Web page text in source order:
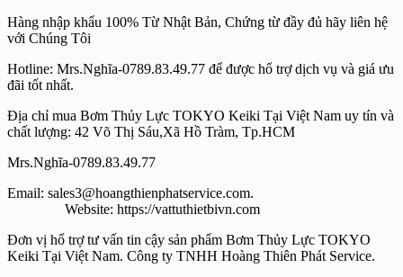
Hàng nhập khẩu 100% Từ Nhật Bản, Chứng từ đầy đủ hãy liên hệ
với Chúng Tôi
Hotline: Mrs.Nghĩa-0789.83.49.77 để được hổ trợ dịch vụ và giá ưu
đãi tốt nhất.
Địa chỉ mua Bơm Thủy Lực TOKYO Keiki Tại Việt Nam uy tín và
chất lượng: 42 Võ Thị Sáu,Xã Hồ Tràm, Tp.HCM
Mrs.Nghĩa-0789.83.49.77
Email: sales3@hoangthienphatservice.com.
Website: https://vattuthietbivn.com
Đơn vị hổ trợ tư vấn tin cậy sản phẩm Bơm Thủy Lực TOKYO
Keiki Tại Việt Nam. Công ty TNHH Hoàng Thiên Phát Service.